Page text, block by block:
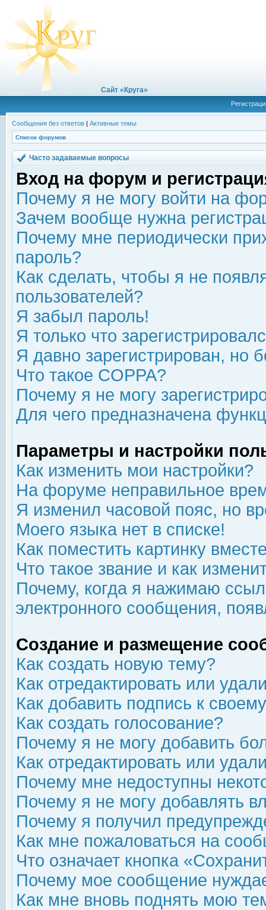
Сайт «Круга»
Сообщения без ответов | Активные темы
Список форумов
Часто задаваемые вопросы
Вход на форум и
Почему я не могу войти на
Зачем вообще нужна
Почему мне периодически
пароль?
Как сделать, чтобы я не
пользователей?
Я забыл пароль!
Я только что
Я давно зарегистрирован, но
Что такое COPPA?
Почему я не могу
Для чего предназначена
Параметры и настройки
Как изменить мои настройки?
На форуме неправильное
Я изменил часовой пояс, но
Моего языка нет в списке!
Как поместить картинку
Что такое звание и как
Почему, когда я нажимаю
электронного сообщения,
Создание и размещение
Как создать новую тему?
Как отредактировать или
Как добавить подпись к
Как создать голосование?
Почему я не могу добавить
Как отредактировать или
Почему мне недоступны
Почему я не могу добавлять
Почему я получил
Как мне пожаловаться на
Что означает кнопка
Почему мое сообщение
Как мне вновь поднять мою